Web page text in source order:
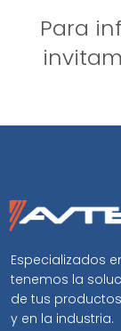
Para
Especializados
tenemos la
de tus
y en la industria.